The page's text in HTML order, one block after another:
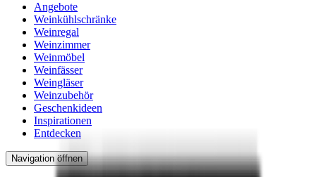
Angebote
Weinkühlschränke
Weinregal
Weinzimmer
Weinmöbel
Weinfässer
Weingläser
Weinzubehör
Geschenkideen
Inspirationen
Entdecken
Navigation öffnen